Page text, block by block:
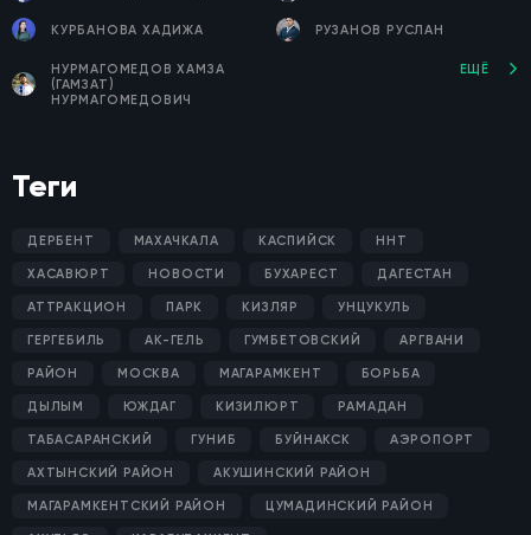
КУРБАНОВА ХАДИЖА РУЗАНОВ РУСЛАН
НУРМАГОМЕДОВ ХАМЗА
(ГАМЗАТ)
НУРМАГОМЕДОВИЧ
ЕЩЁ
Теги
ДЕРБЕНТ МАХАЧКАЛА КАСПИЙСК ННТ
ХАСАВЮРТ НОВОСТИ БУХАРЕСТ ДАГЕСТАН
АТТРАКЦИОН ПАРК КИЗЛЯР УНЦУКУЛЬ
ГЕРГЕБИЛЬ АК-ГЕЛЬ ГУМБЕТОВСКИЙ АРГВАНИ
РАЙОН МОСКВА МАГАРАМКЕНТ БОРЬБА
ДЫЛЫМ ЮЖДАГ КИЗИЛЮРТ РАМАДАН
ТАБАСАРАНСКИЙ ГУНИБ БУЙНАКСК АЭРОПОРТ
АХТЫНСКИЙ РАЙОН АКУШИНСКИЙ РАЙОН
МАГАРАМКЕНТСКИЙ РАЙОН ЦУМАДИНСКИЙ РАЙОН